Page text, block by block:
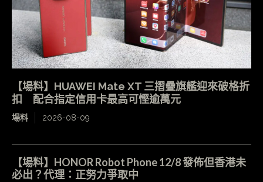
【場料】HUAWEI Mate XT 三摺疊旗艦迎來破格折
扣 配合指定信用卡最高可慳逾萬元
場料 2026-08-09
【場料】HONOR Robot Phone 12/8 發佈但香港未
必出？代理：正努力爭取中